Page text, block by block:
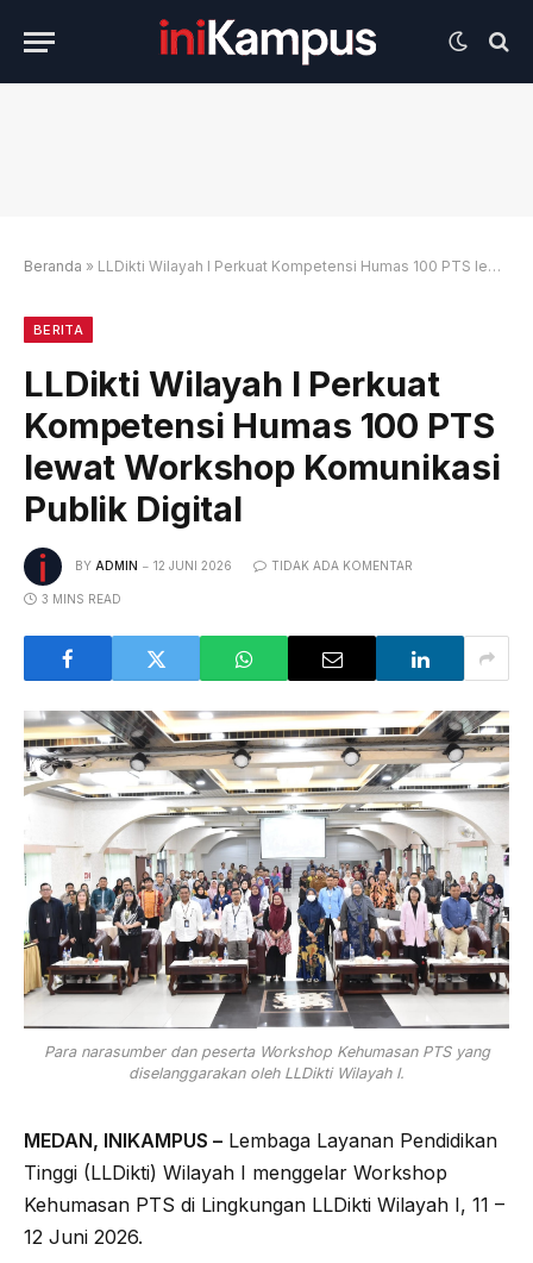
Beranda » LLDikti Wilayah I Perkuat Kompetensi Humas 100 PTS lewat Workshop Komunikasi Publik Digital
BERITA
LLDikti Wilayah I Perkuat
Kompetensi Humas 100 PTS
lewat Workshop Komunikasi
Publik Digital
BY ADMIN 12 JUNI 2026 TIDAK ADA KOMENTAR
3 MINS READ
Para narasumber dan peserta Workshop Kehumasan PTS yang
diselanggarakan oleh LLDikti Wilayah I.
MEDAN, INIKAMPUS – Lembaga Layanan Pendidikan
Tinggi (LLDikti) Wilayah I menggelar Workshop
Kehumasan PTS di Lingkungan LLDikti Wilayah I, 11 –
12 Juni 2026.